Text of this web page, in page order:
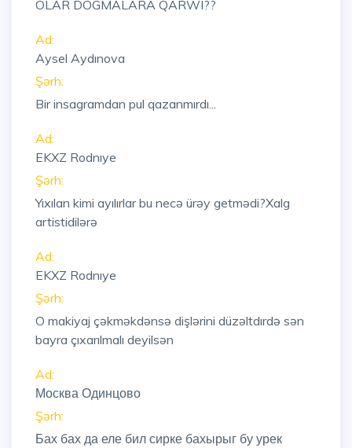
OLAR DOGMALARA QARWI??
Ad:
Aysel Aydınova
Şərh:
Bir insagramdan pul qazanmırdı...
Ad:
EKXZ Rodnıye
Şərh:
Yıxılan kimi ayılırlar bu necə ürəy getmədi?Xalg
artistidilərə
Ad:
EKXZ Rodnıye
Şərh:
O makiyaj çəkməkdənsə dişlərini düzəltdırdə sən
bayra çıxarılmalı deyilsən
Ad:
Москва Одинцово
Şərh:
Бах бах да еле бил сирке бахырыг бу урек